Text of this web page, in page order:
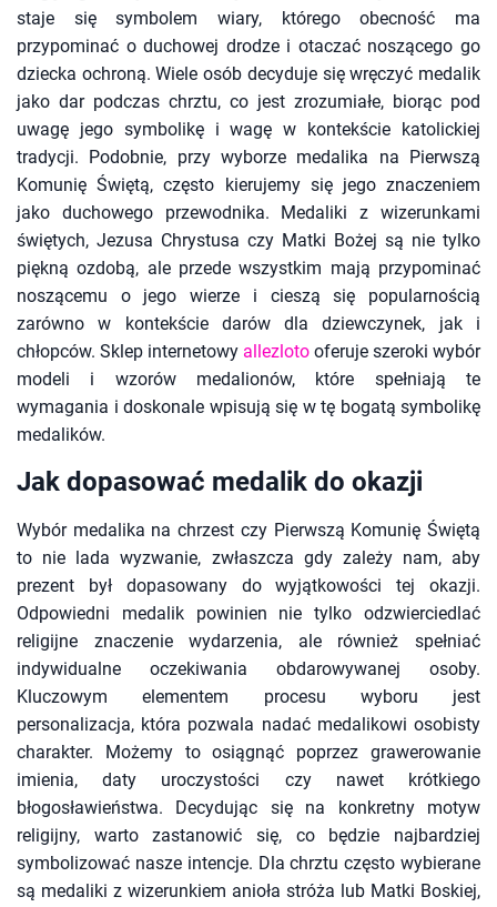
staje się symbolem wiary, którego obecność ma
przypominać o duchowej drodze i otaczać noszącego go
dziecka ochroną. Wiele osób decyduje się wręczyć medalik
jako dar podczas chrztu, co jest zrozumiałe, biorąc pod
uwagę jego symbolikę i wagę w kontekście katolickiej
tradycji. Podobnie, przy wyborze medalika na Pierwszą
Komunię Świętą, często kierujemy się jego znaczeniem
jako duchowego przewodnika. Medaliki z wizerunkami
świętych, Jezusa Chrystusa czy Matki Bożej są nie tylko
piękną ozdobą, ale przede wszystkim mają przypominać
noszącemu o jego wierze i cieszą się popularnością
zarówno w kontekście darów dla dziewczynek, jak i
chłopców. Sklep internetowy allezloto oferuje szeroki wybór
modeli i wzorów medalionów, które spełniają te
wymagania i doskonale wpisują się w tę bogatą symbolikę
medalików.
Jak dopasować medalik do okazji
Wybór medalika na chrzest czy Pierwszą Komunię Świętą
to nie lada wyzwanie, zwłaszcza gdy zależy nam, aby
prezent był dopasowany do wyjątkowości tej okazji.
Odpowiedni medalik powinien nie tylko odzwierciedlać
religijne znaczenie wydarzenia, ale również spełniać
indywidualne oczekiwania obdarowywanej osoby.
Kluczowym elementem procesu wyboru jest
personalizacja, która pozwala nadać medalikowi osobisty
charakter. Możemy to osiągnąć poprzez grawerowanie
imienia, daty uroczystości czy nawet krótkiego
błogosławieństwa. Decydując się na konkretny motyw
religijny, warto zastanowić się, co będzie najbardziej
symbolizować nasze intencje. Dla chrztu często wybierane
są medaliki z wizerunkiem anioła stróża lub Matki Boskiej,